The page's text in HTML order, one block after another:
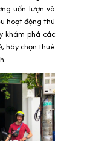
uốn lượn và
hoạt động thú
khám phá các
hãy chọn thuê